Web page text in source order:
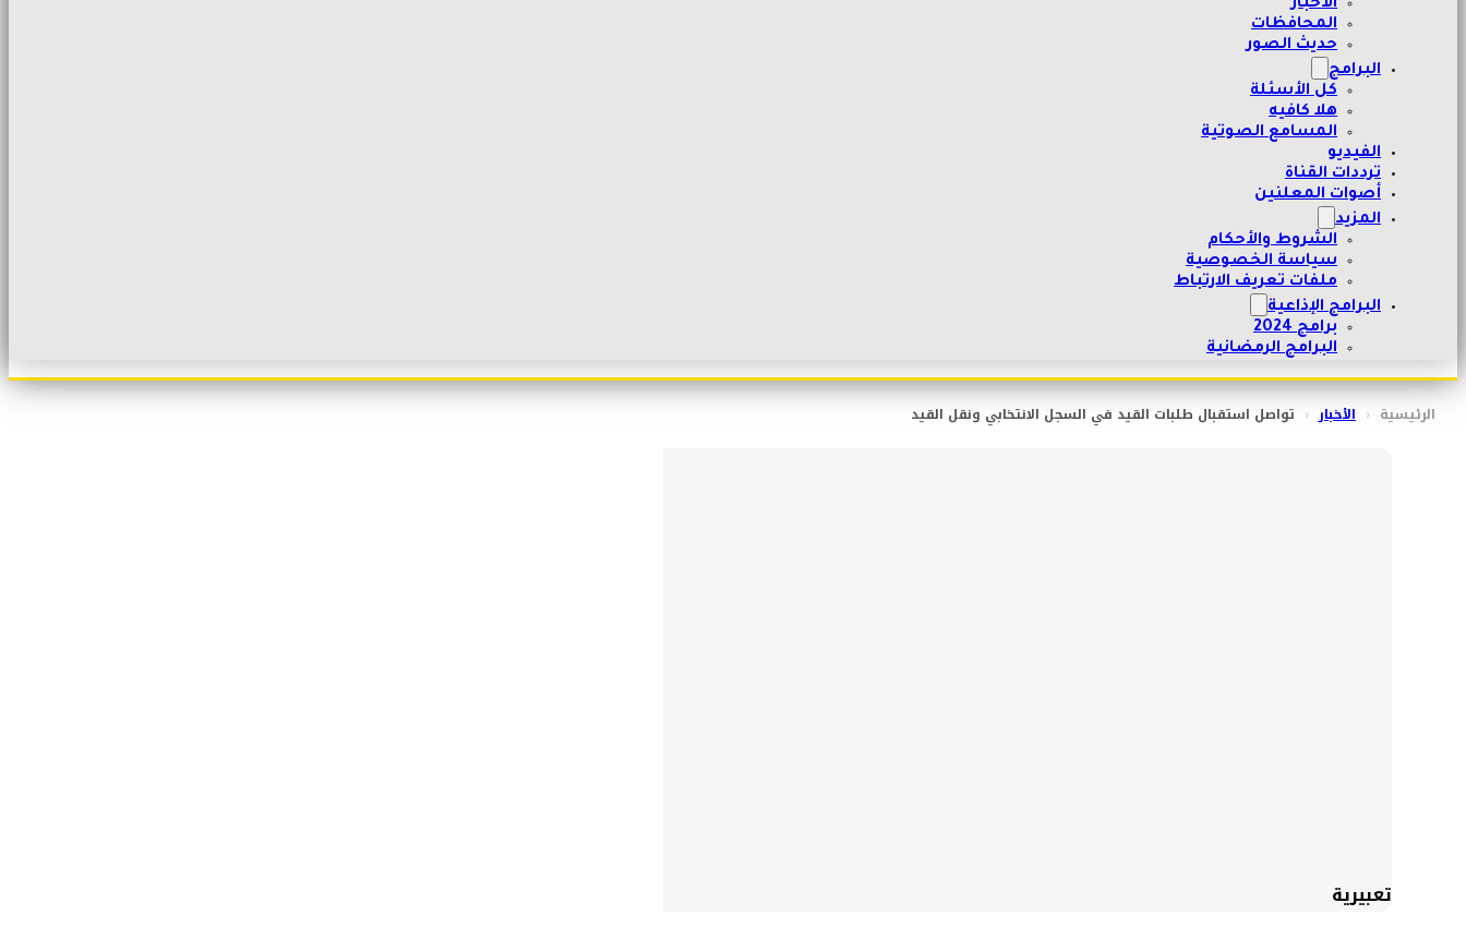
الأخبار
المحافظات
حديث الصور
البرامج
كل الأسئلة
هلا كافيه
المسامع الصوتية
الفيديو
ترددات القناة
أصوات المعلنين
المزيد
الشروط والأحكام
سياسة الخصوصية
ملفات تعريف الارتباط
البرامج الإذاعية
برامج 2024
البرامج الرمضانية
الرئيسية ‹ الأخبار ‹ تواصل استقبال طلبات القيد في السجل الانتخابي ونقل القيد
تعبيرية